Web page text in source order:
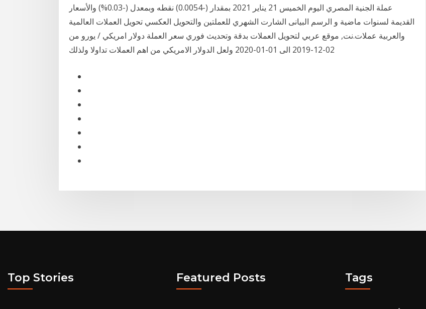
عملة الجنية المصري اليوم الخميس 21 يناير 2021 بمقدار (-0.0054) نقطه وبمعدل (-0.03%) والأسعار
القديمة لسنوات ماضية و الرسم البيانى الشارت الشهري للعملتين والتحويل العكسي تحويل العملات العالمية
والعربية عملات.نت, موقع عربي لتحويل العملات بدقة وتحديث فوري سعر العملة دولار امريكي / يورو من
02-12-2019 الى 01-01-2020 ولعل الدولار الامريكي من اهم العملات تداولا ولذلك
Top Stories Featured Posts Tags